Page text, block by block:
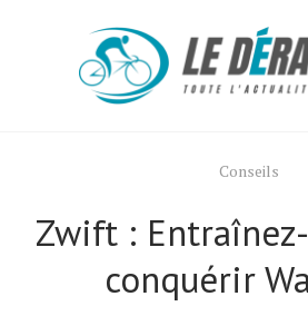
Conseils
Zwift :
conquérir